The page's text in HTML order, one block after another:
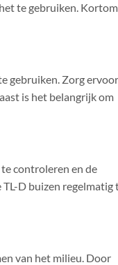
te gebruiken.
gebruiken. Zorg ervoor
is het belangrijk om
controleren en de
D buizen regelmatig
van het milieu. Door